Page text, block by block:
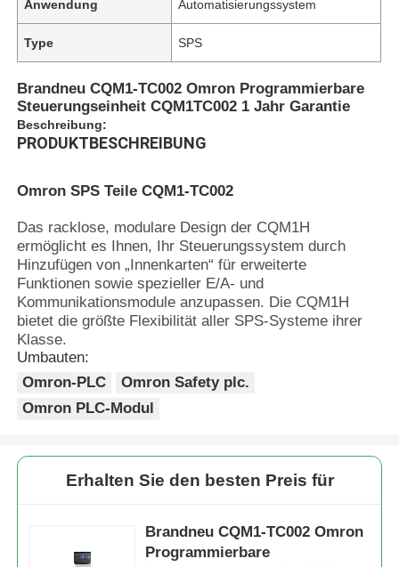
Anwendung Automatisierungssystem
Type SPS
Brandneu CQM1-TC002 Omron Programmierbare
Steuerungseinheit CQM1TC002 1 Jahr Garantie
Beschreibung:
PRODUKTBESCHREIBUNG
Omron SPS Teile CQM1-TC002
Das racklose, modulare Design der CQM1H
ermöglicht es Ihnen, Ihr Steuerungssystem durch
Hinzufügen von „Innenkarten“ für erweiterte
Funktionen sowie spezieller E/A- und
Kommunikationsmodule anzupassen. Die CQM1H
bietet die größte Flexibilität aller SPS-Systeme ihrer
Klasse.
Umbauten:
Omron-PLC
Omron Safety plc.
Omron PLC-Modul
Erhalten Sie den besten Preis für
Brandneu CQM1-TC002 Omron
Programmierbare